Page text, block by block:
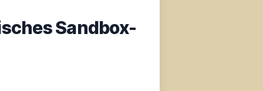
Sandbox-